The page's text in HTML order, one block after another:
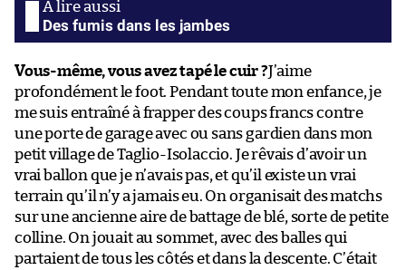
Des fumis dans les jambes
Vous-même, vous avez tapé le cuir ?J’aime
profondément le foot. Pendant toute mon enfance, je
me suis entraîné à frapper des coups francs contre
une porte de garage avec ou sans gardien dans mon
petit village de Taglio-Isolaccio. Je rêvais d’avoir un
vrai ballon que je n’avais pas, et qu’il existe un vrai
terrain qu’il n’y a jamais eu. On organisait des matchs
sur une ancienne aire de battage de blé, sorte de petite
colline. On jouait au sommet, avec des balles qui
partaient de tous les côtés et dans la descente. C’était